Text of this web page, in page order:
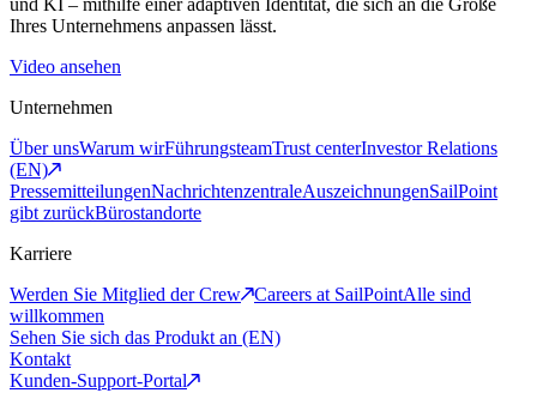
und KI – mithilfe einer adaptiven Identität, die sich an die Größe
Ihres Unternehmens anpassen lässt.
Video ansehen
Unternehmen
Über unsWarum wirFührungsteamTrust centerInvestor Relations
(EN)
PressemitteilungenNachrichtenzentraleAuszeichnungenSailPoint
gibt zurückBürostandorte
Karriere
Werden Sie Mitglied der Crew
Careers at SailPointAlle sind
willkommen
Sehen Sie sich das Produkt an (EN)
Kontakt
Kunden-Support-Portal